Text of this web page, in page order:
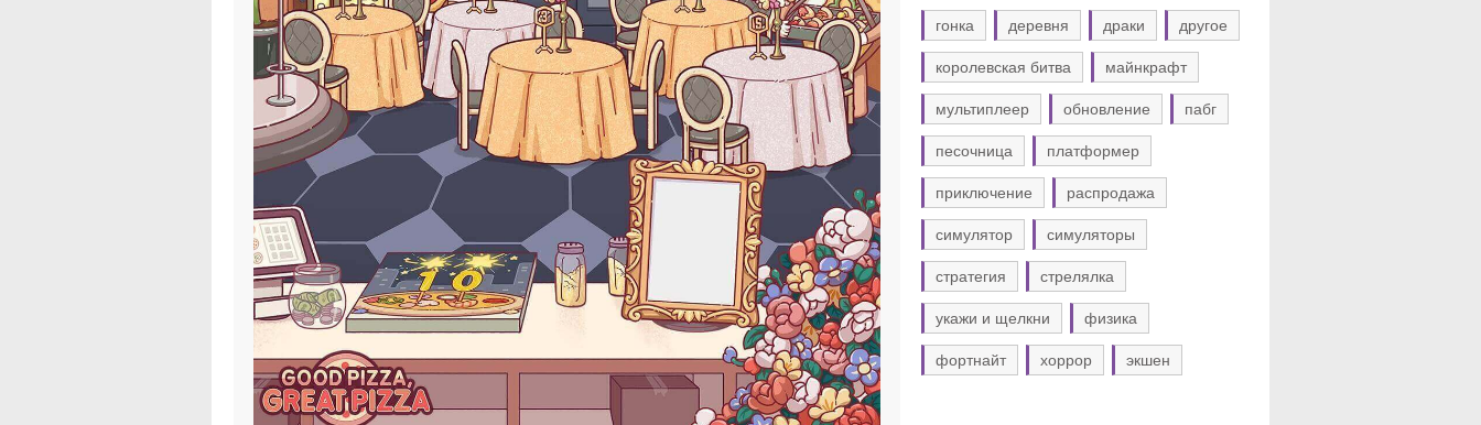
гонка деревня драки другое
королевская битва майнкрафт
мультиплеер обновление пабг
песочница платформер
приключение распродажа
симулятор симуляторы
стратегия стрелялка
укажи и щелкни физика
фортнайт хоррор экшен